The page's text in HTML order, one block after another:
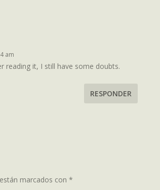
am
reading it, I still have some doubts.
RESPONDER
marcados con*